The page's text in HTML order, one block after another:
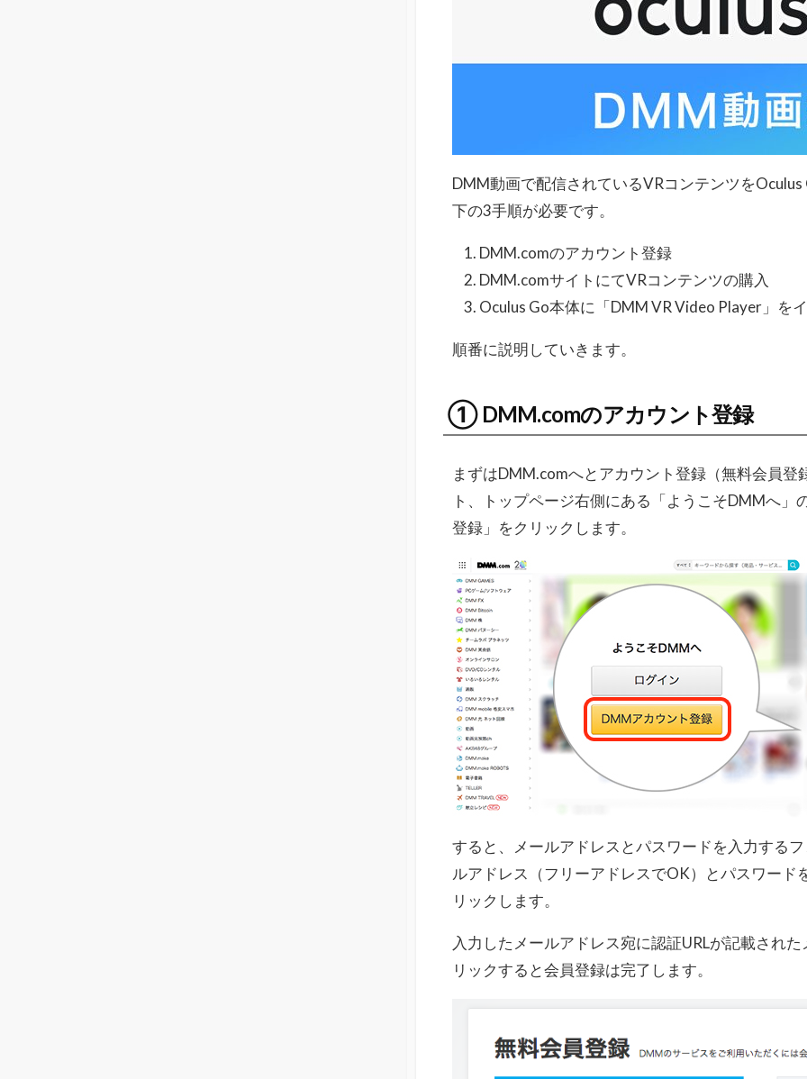
DMM動画で配信されているVRコンテンツを
下の3手順が必要です。
DMM.comのアカウント登録
DMM.comサイトにてVRコンテンツの購入
Oculus Go本体に「DMM VR Video Player」を
順番に説明していきます。
① DMM.comのアカウント登録
まずはDMM.comへとアカウント登録（無料会員
ト、トップページ右側にある「ようこそDMMへ
登録」をクリックします。
すると、メールアドレスとパスワードを入力する
ルアドレス（フリーアドレスでOK）とパスワード
リックします。
入力したメールアドレス宛に認証URLが記載され
リックすると会員登録は完了します。